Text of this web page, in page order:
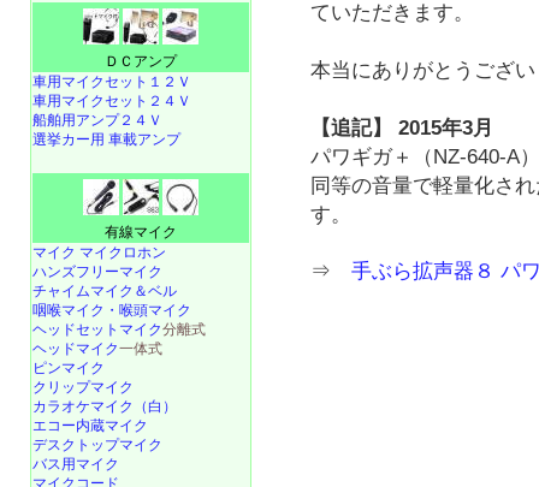
ていただきます。
本当にありがとうござ
【追記】 2015年3月
パワギガ＋（NZ-640-A
同等の音量で軽量化さ
す。
⇒手ぶら拡声器８ パ
ＤＣアンプ
車用マイクセット１２Ｖ
車用マイクセット２４Ｖ
船舶用アンプ２４Ｖ
選挙カー用 車載アンプ
有線マイク
マイク マイクロホン
ハンズフリーマイク
チャイムマイク＆ベル
咽喉マイク・喉頭マイク
ヘッドセットマイク分離式
ヘッドマイク一体式
ピンマイク
クリップマイク
カラオケマイク（白）
エコー内蔵マイク
デスクトップマイク
バス用マイク
マイクコード